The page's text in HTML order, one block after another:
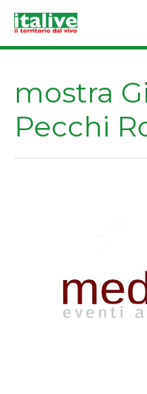
mostra
Pecchi